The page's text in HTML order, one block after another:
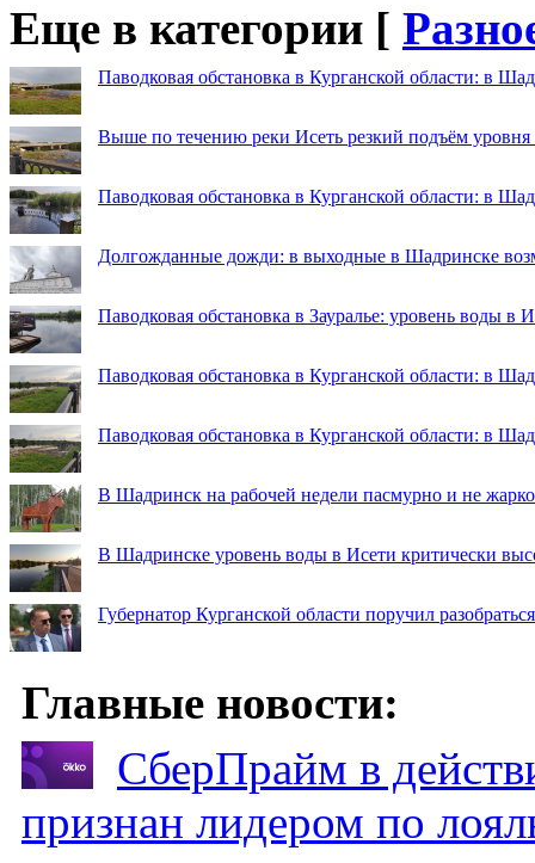
Еще в категории [
Паводковая обстановка в Курганской области: в
Выше по течению реки Исеть резкий подъём
Паводковая обстановка в Курганской области: в
Долгожданные дожди: в выходные в Шадринске
Паводковая обстановка в Зауралье: уровень воды в
Паводковая обстановка в Курганской области: в
Паводковая обстановка в Курганской области: в
В Шадринск на рабочей недели пасмурно и не жарко
В Шадринске уровень воды в Исети критически
Губернатор Курганской области поручил
Главные новости:
СберПрайм в
признан лидером по